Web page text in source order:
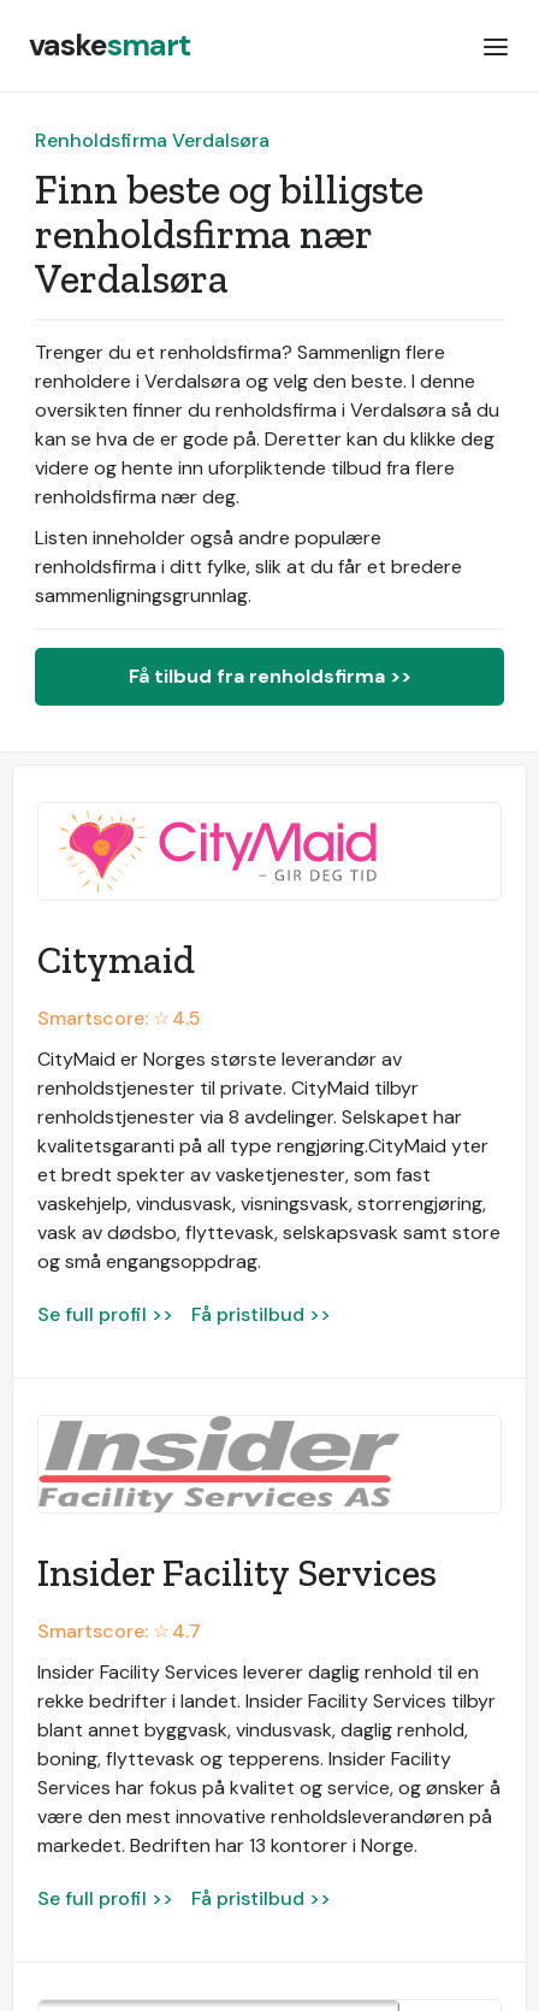
vaskesmart
Renholdsfirma Verdalsøra
Finn beste og billigste
renholdsfirma nær
Verdalsøra
Trenger du et renholdsfirma? Sammenlign flere
renholdere i Verdalsøra og velg den beste. I denne
oversikten finner du renholdsfirma i Verdalsøra så du
kan se hva de er gode på. Deretter kan du klikke deg
videre og hente inn uforpliktende tilbud fra flere
renholdsfirma nær deg.
Listen inneholder også andre populære
renholdsfirma i ditt fylke, slik at du får et bredere
sammenligningsgrunnlag.
Få tilbud fra renholdsfirma >>
Citymaid
Smartscore: ☆4.5
CityMaid er Norges største leverandør av
renholdstjenester til private. CityMaid tilbyr
renholdstjenester via 8 avdelinger. Selskapet har
kvalitetsgaranti på all type rengjøring.CityMaid yter
et bredt spekter av vasketjenester, som fast
vaskehjelp, vindusvask, visningsvask, storrengjøring,
vask av dødsbo, flyttevask, selskapsvask samt store
og små engangsoppdrag.
Se full profil >> Få pristilbud >>
Insider Facility Services
Smartscore: ☆4.7
Insider Facility Services leverer daglig renhold til en
rekke bedrifter i landet. Insider Facility Services tilbyr
blant annet byggvask, vindusvask, daglig renhold,
boning, flyttevask og tepperens. Insider Facility
Services har fokus på kvalitet og service, og ønsker å
være den mest innovative renholdsleverandøren på
markedet. Bedriften har 13 kontorer i Norge.
Se full profil >> Få pristilbud >>